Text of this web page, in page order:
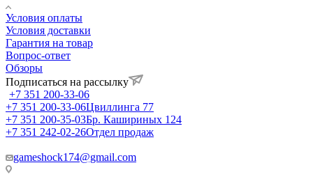
Условия оплаты
Условия доставки
Гарантия на товар
Вопрос-ответ
Обзоры
Подписаться на рассылку
+7 351 200-33-06
+7 351 200-33-06Цвиллинга 77
+7 351 200-35-03Бр. Кашириных 124
+7 351 242-02-26Отдел продаж
gameshock174@gmail.com